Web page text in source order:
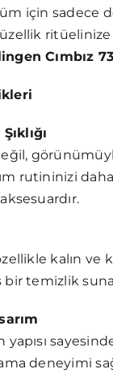
için sadece
ritüelinize
Cımbız
rutininizi
kalın
bir temizlik
yapısı
deneyimi